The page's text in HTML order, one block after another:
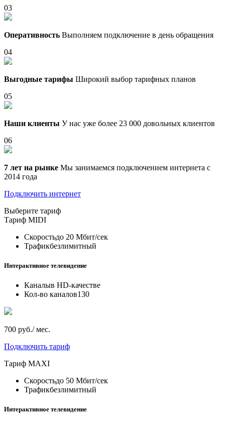
03
Оперативность Выполняем подключение в день обращения
04
Выгодные тарифы Широкий выбор тарифных планов
05
Наши клиенты У нас уже более 23 000 довольных клиентов
06
7 лет на рынке Мы занимаемся подключением интернета с
2014 года
Подключить интернет
Выберите тариф
Тариф MIDI
Скоростьдо 20 Мбит/сек
Трафикбезлимитный
Интерактивное телевидение
Каналыв HD-качестве
Кол-во каналов130
700 руб./ мес.
Подключить тариф
Тариф MAXI
Скоростьдо 50 Мбит/сек
Трафикбезлимитный
Интерактивное телевидение